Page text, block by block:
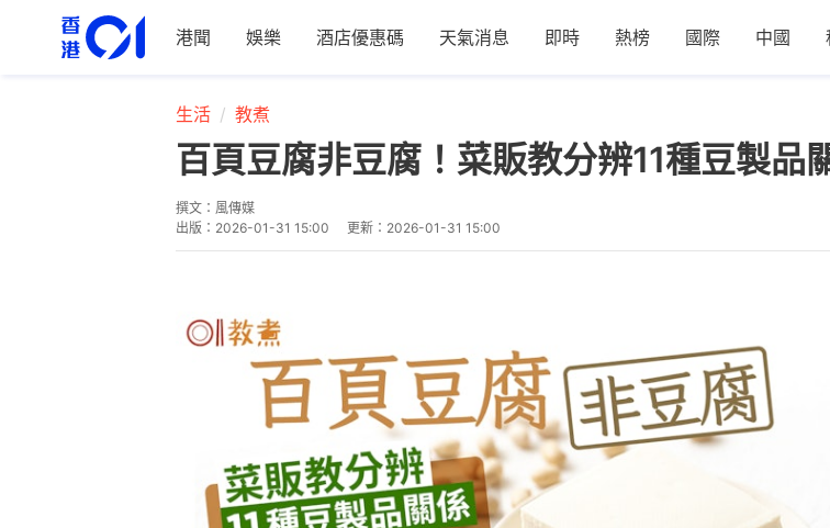
港聞 娛樂 酒店優惠碼 天氣消息 即時 熱榜 國際 中國
生活 教煮
百頁豆腐非豆腐！菜販教分辨11種豆製品
撰文： 風傳媒
出版： 2026-01-31 15:00 更新： 2026-01-31 15:00